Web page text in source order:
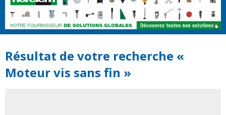
Résultat de votre recherche «
Moteur vis sans fin »